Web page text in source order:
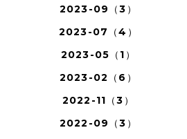
2023-09（3）
2023-07（4）
2023-05（1）
2023-02（6）
2022-11（3）
2022-09（3）